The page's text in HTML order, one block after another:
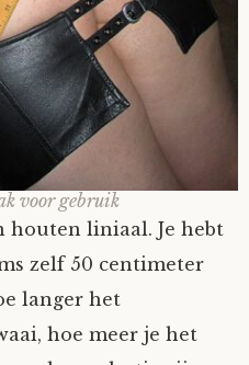
voor gebruik
houten liniaal. Je hebt
zelf 50 centimeter
langer het
hoe meer je het